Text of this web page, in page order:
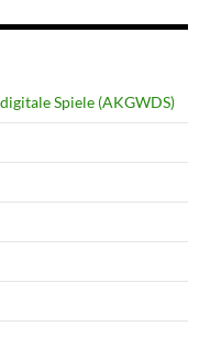
Spiele (AKGWDS)